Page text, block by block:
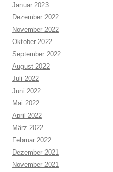
Januar 2023
Dezember 2022
November 2022
Oktober 2022
September 2022
August 2022
Juli 2022
Juni 2022
Mai 2022
April 2022
März 2022
Februar 2022
Dezember 2021
November 2021